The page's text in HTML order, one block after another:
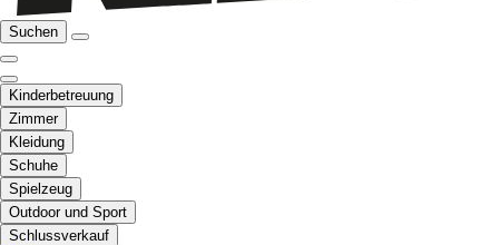
Suchen
Kinderbetreuung
Zimmer
Kleidung
Schuhe
Spielzeug
Outdoor und Sport
Schlussverkauf